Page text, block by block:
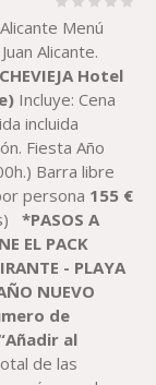
Menú
Alicante.
Hotel
Incluye: Cena
incluida
Fiesta Año
Barra libre
persona 155 €
*PASOS A
EL PACK
- PLAYA
NUEVO
de
al
de las